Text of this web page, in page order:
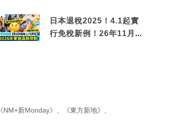
日本退稅2025！4.1起實
行免稅新例！26年11月
《NM+新Monday》 《東方新地》